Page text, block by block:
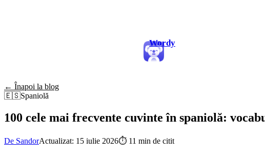
Wordy
← Înapoi la blog
🇪🇸Spaniolă
100 cele mai frecvente cuvinte în spaniolă:
De SandorActualizat: 15 iulie 2026⏱ 11 min de citit